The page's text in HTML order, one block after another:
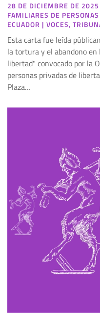
28 DE DICIEMBRE DE 2025
FAMILIARES DE
ECUADOR | VOCES,
Esta carta fue leída
la tortura y el abandono en
libertad" convocado por la
personas privadas de
Plaza…